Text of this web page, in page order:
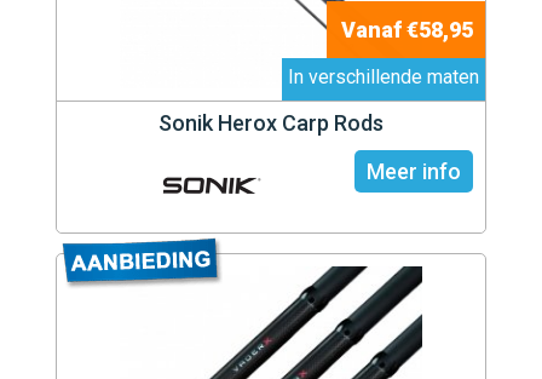
In verschillende maten
Vanaf €58,95
Sonik Herox Carp Rods
Meer info